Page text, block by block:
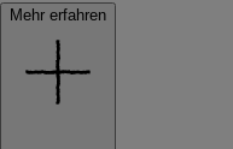
Mehr erfahren